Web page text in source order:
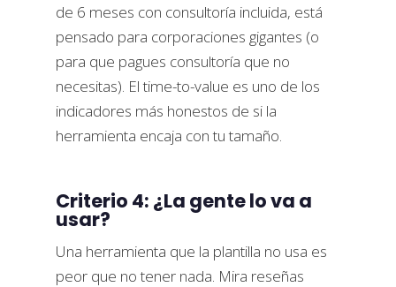
de 6 meses con consultoría incluida, está
pensado para corporaciones gigantes (o
para que pagues consultoría que no
necesitas). El time-to-value es uno de los
indicadores más honestos de si la
herramienta encaja con tu tamaño.
Criterio 4: ¿La gente lo va a
usar?
Una herramienta que la plantilla no usa es
peor que no tener nada. Mira reseñas